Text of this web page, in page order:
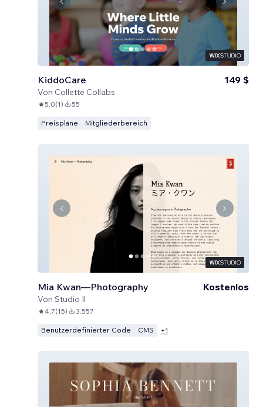
KiddoCare
Von Collette Collabs
149 $
5,0(1) 55
Preispläne Mitgliederbereich
Mia Kwan—Photography
Von Studio Il
Kostenlos
4,7(15) 3.557
Benutzerdefinierter Code CMS +1